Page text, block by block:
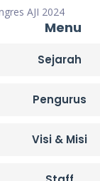
AJI 2024
Menu
Sejarah
Pengurus
Visi & Misi